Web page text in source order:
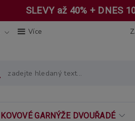
SLEVY až 40% + DNES
Více
KOVOVÉ GARNÝŽE DVOUŘADÉ